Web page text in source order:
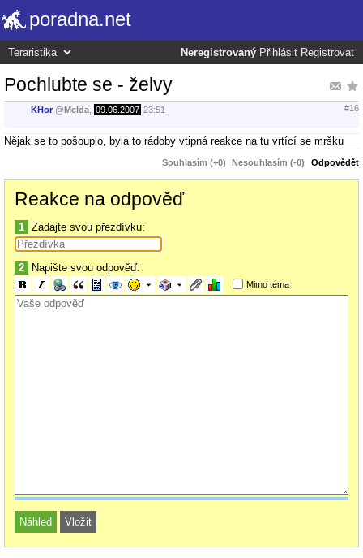
poradna.net
Neregistrovaný Přihlásit Registrovat
Pochlubte se - želvy
KHor @Melda 09.06.2007 23:51 #16
Nějak se to pošouplo, byla to rádoby vtipná reakce na tu vrtící se mršku
Souhlasím (+0) Nesouhlasím (-0) Odpovědět
Reakce na odpověď
1 Zadajte svou přezdívku:
2 Napište svou odpověď:
Mimo téma